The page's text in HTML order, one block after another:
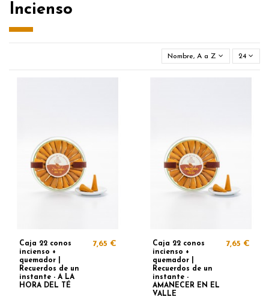
Incienso
Nombre, A a Z 24
Caja 22 conos
incienso +
quemador |
Recuerdos de un
instante - A LA
HORA DEL TÉ
7,65 €
Caja 22 conos
incienso +
quemador |
Recuerdos de un
instante -
AMANECER EN EL
VALLE
7,65 €